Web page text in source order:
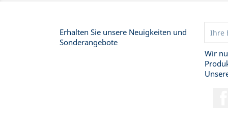
Erhalten Sie unsere Neuigkeiten und
Sonderangebote
Wir